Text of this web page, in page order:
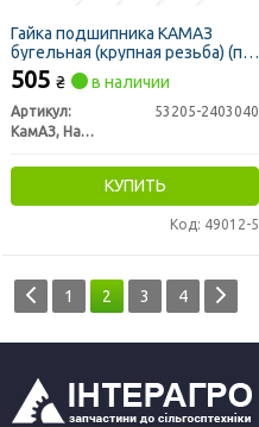
Гайка подшипника КАМАЗ
бугельная (крупная резьба) (пр-
во КамАЗ)
505 ₴ в наличии
Артикул:
53205-2403040
КамАЗ, Набережные Челны
КУПИТЬ
Код: 49012-5
1 2 3 4